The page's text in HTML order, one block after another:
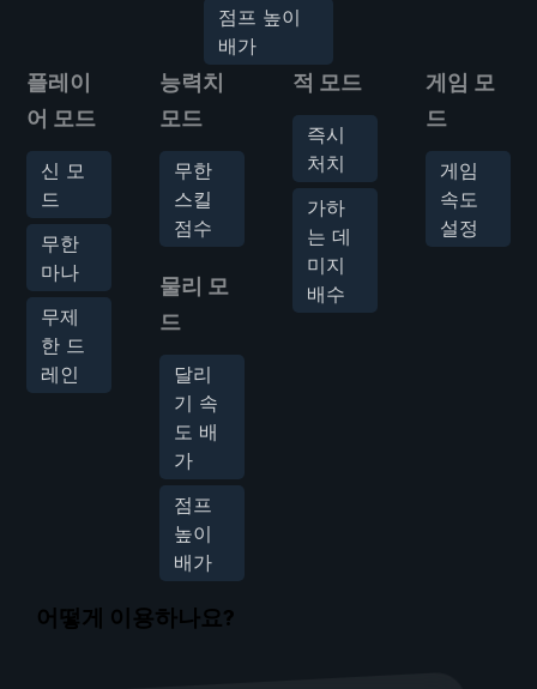
점프 높이
배가
플레이
어 모드
신 모
드
무한
마나
무제
한 드
레인
능력치
모드
무한
스킬
점수
물리 모
드
달리
기 속
도 배
가
점프
높이
배가
적 모드
즉시
처치
가하
는 데
미지
배수
게임 모
드
게임
속도
설정
어떻게 이용하나요?